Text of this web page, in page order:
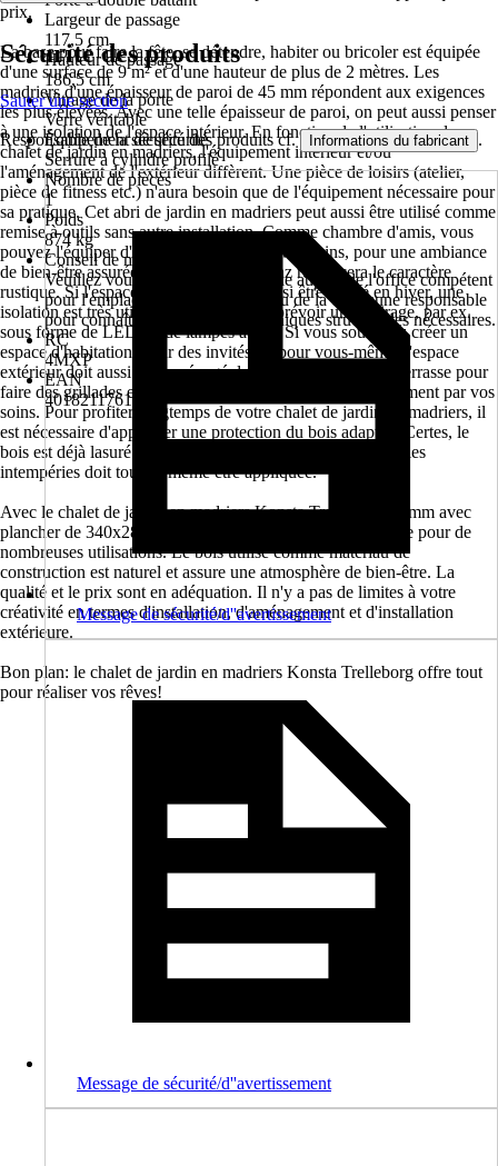
Largeur de passage
117,5 cm
Hauteur de passage
186,5 cm
Vitrage de la porte
Verre véritable
Équipement de sécurité
Serrure à cylindre profilé
Nombre de pièces
1
Poids
874 kg
Conseil de montage
Veuillez vous informer au préalable auprès de l'office compétent
pour l'emplacement de montage ou de la commune responsable
pour connaître les exigences techniques structurelles nécessaires.
RC
4MXP
EAN
4018211761500
prix.
La base pour faire la fête, se détendre, habiter ou bricoler est équipée
d'une surface de 9 m² et d'une hauteur de plus de 2 mètres. Les
madriers d'une épaisseur de paroi de 45 mm répondent aux exigences
les plus élevées. Avec une telle épaisseur de paroi, on peut aussi penser
à une isolation de l'espace intérieur. En fonction de l'utilisation du
chalet de jardin en madriers, l'équipement intérieur et/ou
l'aménagement de l'extérieur diffèrent. Une pièce de loisirs (atelier,
pièce de fitness etc.) n'aura besoin que de l'équipement nécessaire pour
sa pratique. Cet abri de jardin en madriers peut aussi être utilisé comme
remise à outils sans autre installation. Comme chambre d'amis, vous
pouvez l'équiper d'un lit en bois fait par vos soins, pour une ambiance
de bien-être assurée. Un chauffage au gaz renforcera le caractère
rustique. Si l'espace d'habitation doit aussi être utilisé en hiver, une
isolation est très utile. Il faut également prévoir un éclairage, par ex.
sous forme de LED ou de lampes à gaz. Si vous souhaitez créer un
espace d'habitation, pour des invités ou pour vous-même, l'espace
extérieur doit aussi être aménagé de façon attractive: une terrasse pour
faire des grillades et se détendre peut être fabriquée rapidement par vos
soins. Pour profiter longtemps de votre chalet de jardin en madriers, il
est nécessaire d'appliquer une protection du bois adaptée. Certes, le
bois est déjà lasuré mais une peinture de protection contre les
intempéries doit tout de même être appliquée.
Avec le chalet de jardin en madriers Konsta Trelleborg 45 mm avec
plancher de 340x280 cm naturel, vous avez la base parfaite pour de
nombreuses utilisations. Le bois utilisé comme matériau de
construction est naturel et assure une atmosphère de bien-être. La
qualité et le prix sont en adéquation. Il n'y a pas de limites à votre
créativité en termes d'installation, d'aménagement et d'installation
extérieure.
Bon plan: le chalet de jardin en madriers Konsta Trelleborg offre tout
pour réaliser vos rêves!
Sécurité des produits
Sauter une section
Responsable de la sécurité des produits cf. Informations du fabricant .
Message de sécurité/d''avertissement
Message de sécurité/d''avertissement